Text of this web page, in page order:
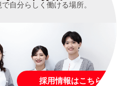
自分らしく働ける場所。
採用情報はこちら